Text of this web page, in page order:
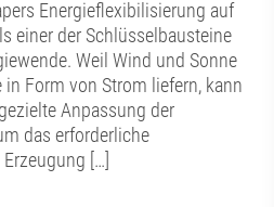
Energieflexibilisierung auf
einer der Schlüsselbausteine
Weil Wind und Sonne
Form von Strom liefern, kann
Anpassung der
das erforderliche
[…]